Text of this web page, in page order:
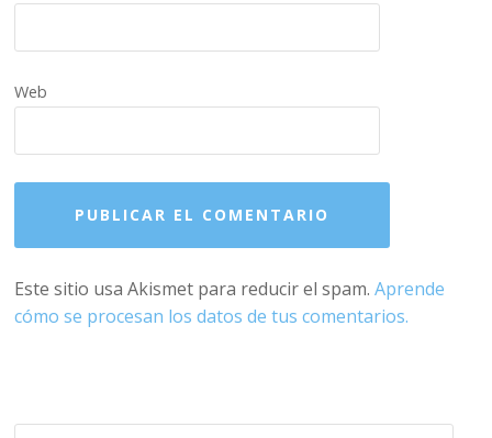
Web
Este sitio usa Akismet para reducir el spam.Aprende
cómo se procesan los datos de tus comentarios.